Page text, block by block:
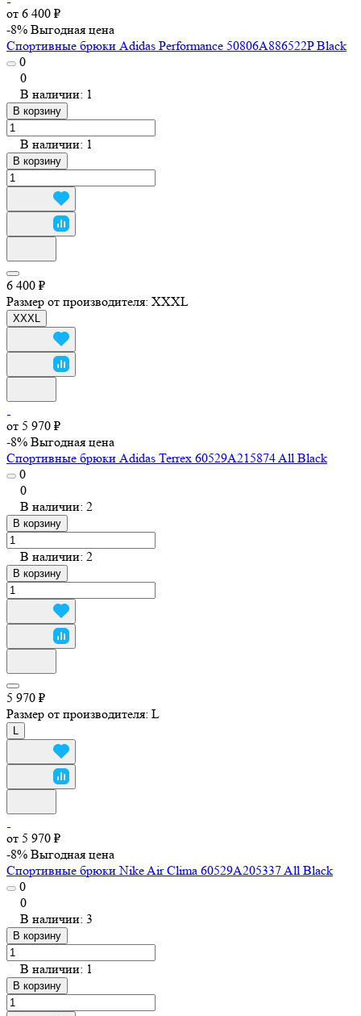
от 6 400 ₽
-8% Выгодная цена
Спортивные брюки Adidas Performance 50806A886522P Black
0
0
В наличии: 1
В корзину
В наличии: 1
В корзину
6 400 ₽
Размер от производителя: XXXL
XXXL
от 5 970 ₽
-8% Выгодная цена
Спортивные брюки Adidas Terrex 60529A215874 All Black
0
0
В наличии: 2
В корзину
В наличии: 2
В корзину
5 970 ₽
Размер от производителя: L
от 5 970 ₽
-8% Выгодная цена
Спортивные брюки Nike Air Clima 60529A205337 All Black
0
0
В наличии: 3
В корзину
В наличии: 1
В корзину